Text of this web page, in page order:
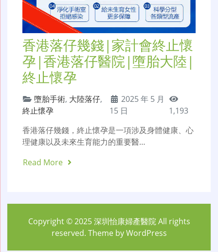
香港落仔幾錢|家計會終止懷
孕|香港落仔醫院|墮胎大陸|
終止懷孕
墮胎手術, 大陸落仔,
終止懷孕
2025 年 5 月
15 日
1,193
香港落仔幾錢，終止懷孕是一項涉及身體健康、心
理健康以及未來生育能力的重要醫…
Read More
Copyright © 2025深圳怡康婦產醫院All rights
reserved. Theme byWordPress